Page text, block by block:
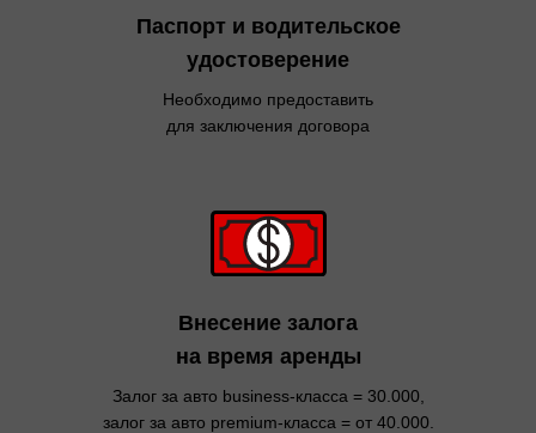
Паспорти водительское
удостоверение
Необходимо предоставить
для заключения договора
Внесение залога
на время аренды
Залог за авто business-класса = 30.000,
залог за авто premium-класса = от 40.000.